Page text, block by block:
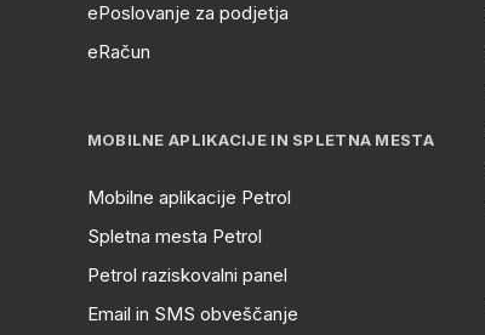
ePoslovanje za podjetja
eRačun
MOBILNE APLIKACIJE IN SPLETNA MESTA
Mobilne aplikacije Petrol
Spletna mesta Petrol
Petrol raziskovalni panel
Email in SMS obveščanje